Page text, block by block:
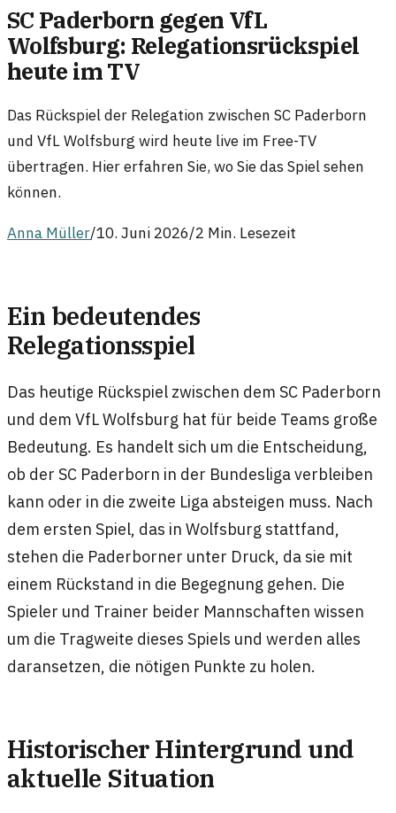
SC Paderborn gegen VfL
Wolfsburg: Relegationsrückspiel
heute im TV
Das Rückspiel der Relegation zwischen SC Paderborn
und VfL Wolfsburg wird heute live im Free-TV
übertragen. Hier erfahren Sie, wo Sie das Spiel sehen
können.
Anna Müller/10. Juni 2026/2 Min. Lesezeit
Ein bedeutendes
Relegationsspiel
Das heutige Rückspiel zwischen dem SC Paderborn
und dem VfL Wolfsburg hat für beide Teams große
Bedeutung. Es handelt sich um die Entscheidung,
ob der SC Paderborn in der Bundesliga verbleiben
kann oder in die zweite Liga absteigen muss. Nach
dem ersten Spiel, das in Wolfsburg stattfand,
stehen die Paderborner unter Druck, da sie mit
einem Rückstand in die Begegnung gehen. Die
Spieler und Trainer beider Mannschaften wissen
um die Tragweite dieses Spiels und werden alles
daransetzen, die nötigen Punkte zu holen.
Historischer Hintergrund und
aktuelle Situation